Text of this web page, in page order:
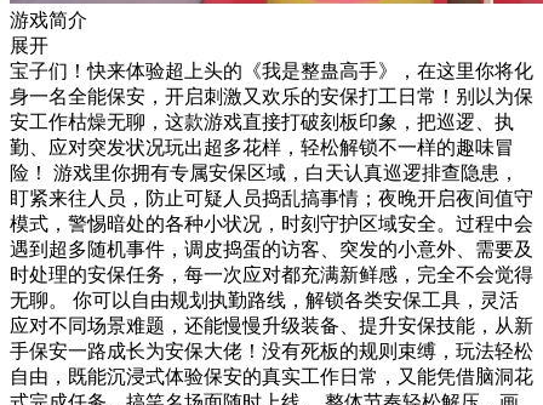
游戏简介
展开
宝子们！快来体验超上头的《我是整蛊高手》，在这里你将化
身一名全能保安，开启刺激又欢乐的安保打工日常！别以为保
安工作枯燥无聊，这款游戏直接打破刻板印象，把巡逻、执
勤、应对突发状况玩出超多花样，轻松解锁不一样的趣味冒
险！ 游戏里你拥有专属安保区域，白天认真巡逻排查隐患，
盯紧来往人员，防止可疑人员捣乱搞事情；夜晚开启夜间值守
模式，警惕暗处的各种小状况，时刻守护区域安全。过程中会
遇到超多随机事件，调皮捣蛋的访客、突发的小意外、需要及
时处理的安保任务，每一次应对都充满新鲜感，完全不会觉得
无聊。 你可以自由规划执勤路线，解锁各类安保工具，灵活
应对不同场景难题，还能慢慢升级装备、提升安保技能，从新
手保安一路成长为安保大佬！没有死板的规则束缚，玩法轻松
自由，既能沉浸式体验保安的真实工作日常，又能凭借脑洞花